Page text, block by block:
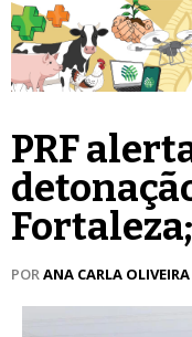
PRF
PORANA CARLA OLIVEIRA